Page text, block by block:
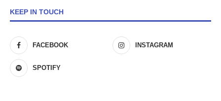
KEEP IN TOUCH
FACEBOOK INSTAGRAM
SPOTIFY